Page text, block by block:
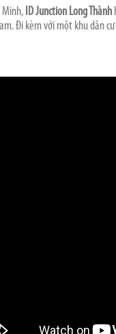
Minh, ID Junction Long Thành
Đi kèm với một khu dân